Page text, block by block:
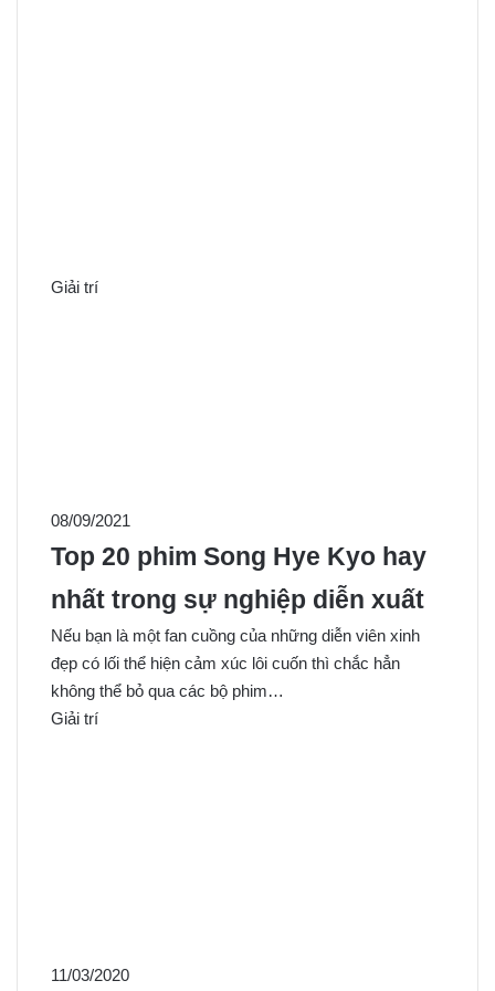
Giải trí
08/09/2021
Top 20 phim Song Hye Kyo hay
nhất trong sự nghiệp diễn xuất
Nếu bạn là một fan cuồng của những diễn viên xinh
đẹp có lối thể hiện cảm xúc lôi cuốn thì chắc hẳn
không thể bỏ qua các bộ phim…
Giải trí
11/03/2020